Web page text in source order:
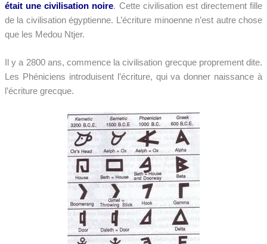
était une civilisation noire. Cette civilisation est directement fille
de la civilisation égyptienne. L’écriture minoenne n’est autre chose
que les Medou Ntjer.
Il y a 2800 ans, commence la civilisation grecque proprement dite.
Les Phéniciens introduisent l’écriture, qui va donner naissance à
l’écriture grecque.